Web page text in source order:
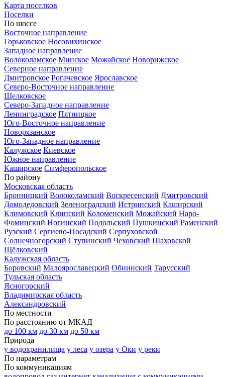
Карта поселков
Поселки
По шоссе
Восточное направление
Горьковское Носовихинское
Западное направление
Волоколамское Минское Можайское Новорижское
Северное направление
Дмитровское Рогачевское Ярославское
Северо-Восточное направление
Щелковское
Северо-Западное направление
Ленинградское Пятницкое
Юго-Восточное направление
Новорязанское
Юго-Западное направление
Калужское Киевское
Южное направление
Каширское Симферопольское
По району
Московская область
Бронницкий Волоколамский Воскресенский Дмитровский
Домодедовский Зеленоградский Истринский Каширский
Климовский Клинский Коломенский Можайский Наро-
Фоминский Ногинский Подольский Пушкинский Раменский
Рузский Сергиево-Посадский Серпуховской
Солнечногорский Ступинский Чеховский Шаховской
Щёлковский
Калужская область
Боровский Малоярославецкий Обнинский Тарусский
Тульская область
Ясногорский
Владимирская область
Александровский
По местности
По расстоянию от МКАД
до 100 км до 30 км до 50 км
Природа
у водохранилища у леса у озера у Оки у реки
По параметрам
По коммуникациям